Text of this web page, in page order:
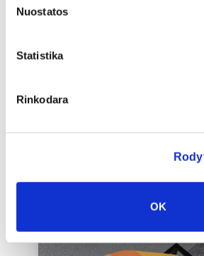
Nuostatos
Statistika
Rinkodara
OK
įrėminimas
interjero akcentu.
mumis el. paštu